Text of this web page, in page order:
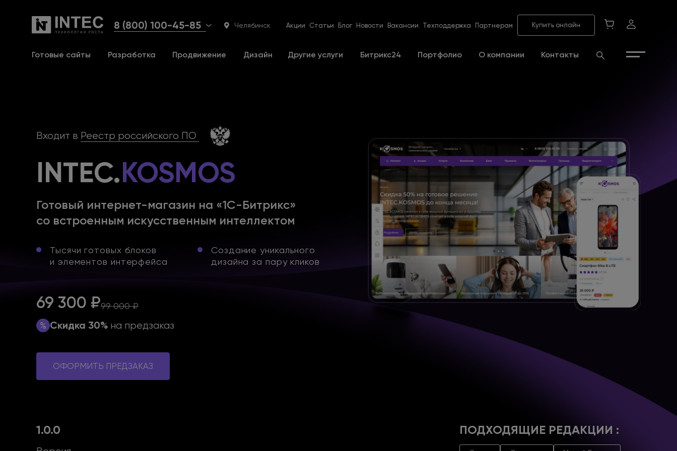
8 (800) 100-45-85 Челябинск Акции Статьи Блог Новости Вакансии Техподдержка Партнерам Купить онлайн
Готовые сайты Разработка Продвижение Дизайн Другие услуги Битрикс24 Портфолио О компании Контакты
Входит в Реестр российского ПО
INTEC.KOSMOS
Готовый интернет-магазин на «1С-Битрикс»
со встроенным искусственным интеллектом
Тысячи готовых блоков
и элементов интерфейса
Создание уникального
дизайна за пару кликов
69 300 ₽99 000 ₽
Скидка 30% на предзаказ
ОФОРМИТЬ ПРЕДЗАКАЗ
1.0.0 ПОДХОДЯЩИЕ РЕДАКЦИИ :